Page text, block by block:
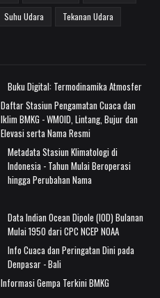
Suhu Udara Tekanan Udara
Buku Digital: Termodinamika Atmosfer
Daftar Stasiun Pengamatan Cuaca dan
Iklim BMKG - WMOID, Lintang, Bujur dan
Elevasi serta Nama Resmi
Metadata Stasiun Klimatologi di
Indonesia - Tahun Mulai Beroperasi
hingga Perubahan Nama
Data Indian Ocean Dipole (IOD) Bulanan
Mulai 1950 dari CPC NCEP NOAA
Info Cuaca dan Peringatan Dini pada
Denpasar - Bali
Informasi Gempa Terkini BMKG